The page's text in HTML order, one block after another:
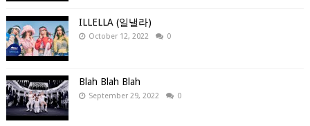
ILLELLA (일낼라)
October 12, 2022 0
Blah Blah Blah
September 29, 2022 0